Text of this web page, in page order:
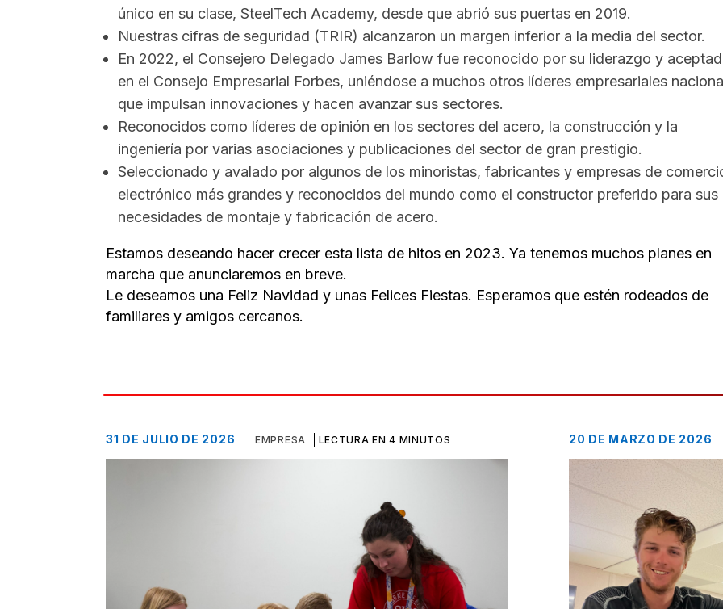
único en su clase, SteelTech Academy, desde que abrió sus puertas en 2019.
Nuestras cifras de seguridad (TRIR) alcanzaron un margen inferior a la media del sector.
En 2022, el Consejero Delegado James Barlow fue reconocido por su liderazgo y
en el Consejo Empresarial Forbes, uniéndose a muchos otros líderes empresariales
que impulsan innovaciones y hacen avanzar sus sectores.
Reconocidos como líderes de opinión en los sectores del acero, la construcción y la
ingeniería por varias asociaciones y publicaciones del sector de gran prestigio.
Seleccionado y avalado por algunos de los minoristas, fabricantes y empresas de
electrónico más grandes y reconocidos del mundo como el constructor preferido para sus
necesidades de montaje y fabricación de acero.
Estamos deseando hacer crecer esta lista de hitos en 2023. Ya tenemos muchos planes en
marcha que anunciaremos en breve.
Le deseamos una Feliz Navidad y unas Felices Fiestas. Esperamos que estén rodeados de
familiares y amigos cercanos.
31 DE JULIO DE 2026 EMPRESA LECTURA EN 4 MINUTOS 20 DE MARZO DE 2026